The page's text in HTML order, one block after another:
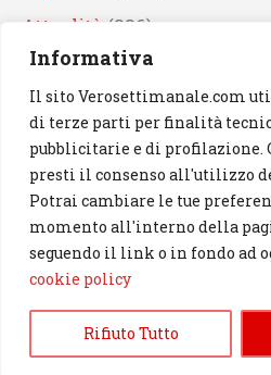
Informativa
Il sito Verosettimanale.com
di terze parti per finalità
pubblicitarie e di profilazione.
presti il consenso all'utilizzo
Potrai cambiare le tue
momento all'interno della
seguendo il link o in fondo ad
cookie policy
Rifiuto Tutto
Attualità (336)
Eventi(330)
Artisti (241)
News(238)
Cerca
© 2023 Verosettimanale.com. All rights